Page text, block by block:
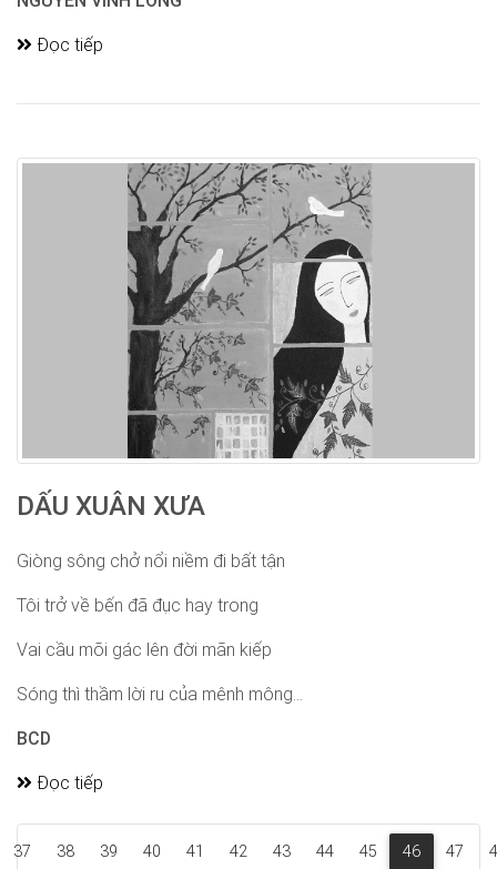
Đọc tiếp
DẤU XUÂN XƯA
Giòng sông chở nổi niềm đi bất tận
Tôi trở về bến đã đục hay trong
Vai cầu mõi gác lên đời mãn kiếp
Sóng thì thầm lời ru của mênh mông...
BCD
Đọc tiếp
37 38 39 40 41 42 43 44 45 46 47